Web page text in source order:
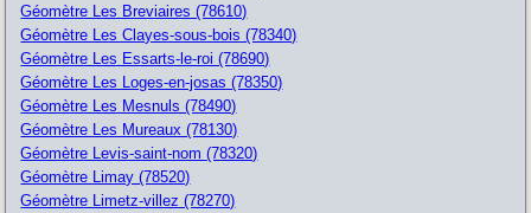
Géomètre Les Breviaires (78610)
Géomètre Les Clayes-sous-bois (78340)
Géomètre Les Essarts-le-roi (78690)
Géomètre Les Loges-en-josas (78350)
Géomètre Les Mesnuls (78490)
Géomètre Les Mureaux (78130)
Géomètre Levis-saint-nom (78320)
Géomètre Limay (78520)
Géomètre Limetz-villez (78270)